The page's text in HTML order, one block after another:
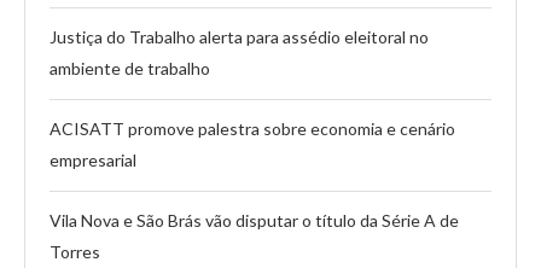
Justiça do Trabalho alerta para assédio eleitoral no
ambiente de trabalho
ACISATT promove palestra sobre economia e cenário
empresarial
Vila Nova e São Brás vão disputar o título da Série A de
Torres